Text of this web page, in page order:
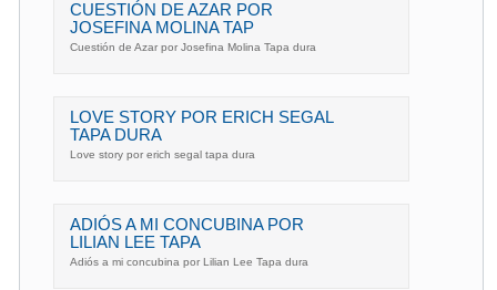
CUESTIÓN DE AZAR POR
JOSEFINA MOLINA TAP
Cuestión de Azar por Josefina Molina Tapa dura
LOVE STORY POR ERICH SEGAL
TAPA DURA
Love story por erich segal tapa dura
ADIÓS A MI CONCUBINA POR
LILIAN LEE TAPA
Adiós a mi concubina por Lilian Lee Tapa dura